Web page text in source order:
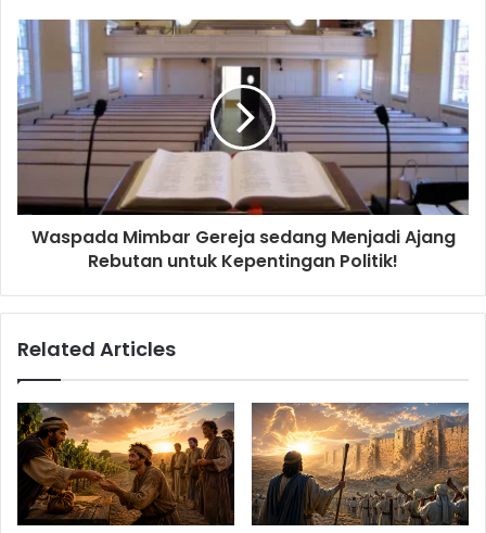
e
s
s
Waspada Mimbar Gereja sedang Menjadi Ajang
Rebutan untuk Kepentingan Politik!
Related Articles